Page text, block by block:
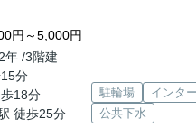
円～5,000円
年 /3階建
15分
18分
徒歩25分
駐輪場 インタ
公共下水